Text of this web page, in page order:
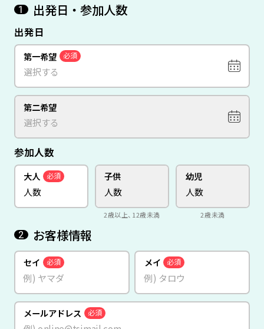
1 出発日・参加人数
出発日
第一希望 必須
第二希望
参加人数
大人 必須 子供
2歳以上、12歳未満
幼児
2歳未満
2 お客様情報
セイ 必須 メイ 必須
メールアドレス 必須